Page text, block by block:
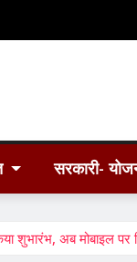
सरकारी-
अब मोबाइल पर